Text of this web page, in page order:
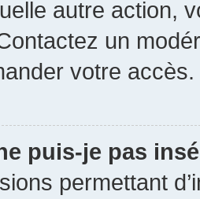
autre action,
un
votre accès.
puis-je pas
permettant